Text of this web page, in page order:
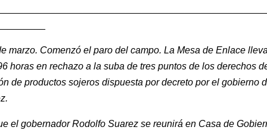
marzo. Comenzó el paro del campo. La Mesa de Enlace
horas en rechazo a la suba de tres puntos de los derechos
de productos sojeros dispuesta por decreto por el gobierno
el gobernador Rodolfo Suarez se reunirá en Casa de